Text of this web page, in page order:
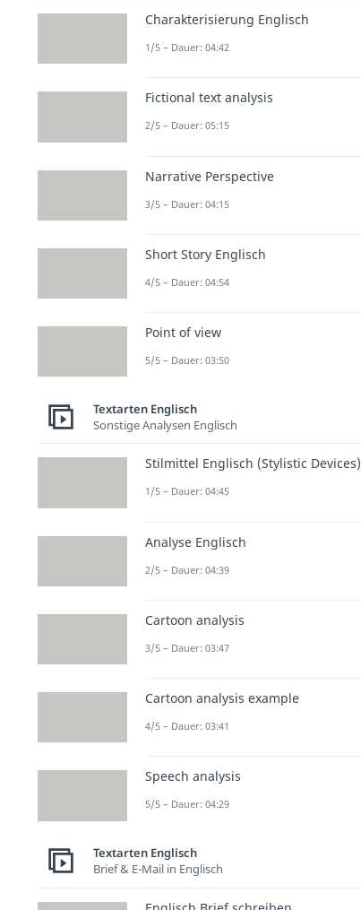
Charakterisierung Englisch
1/5 – Dauer: 04:42
Fictional text analysis
2/5 – Dauer: 05:15
Narrative Perspective
3/5 – Dauer: 04:15
Short Story Englisch
4/5 – Dauer: 04:54
Point of view
5/5 – Dauer: 03:50
Textarten Englisch
Sonstige Analysen Englisch
Stilmittel Englisch (Stylistic Devices)
1/5 – Dauer: 04:45
Analyse Englisch
2/5 – Dauer: 04:39
Cartoon analysis
3/5 – Dauer: 03:47
Cartoon analysis example
4/5 – Dauer: 03:41
Speech analysis
5/5 – Dauer: 04:29
Textarten Englisch
Brief & E-Mail in Englisch